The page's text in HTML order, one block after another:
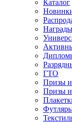
Каталог
ГТО
Призы
Призы и